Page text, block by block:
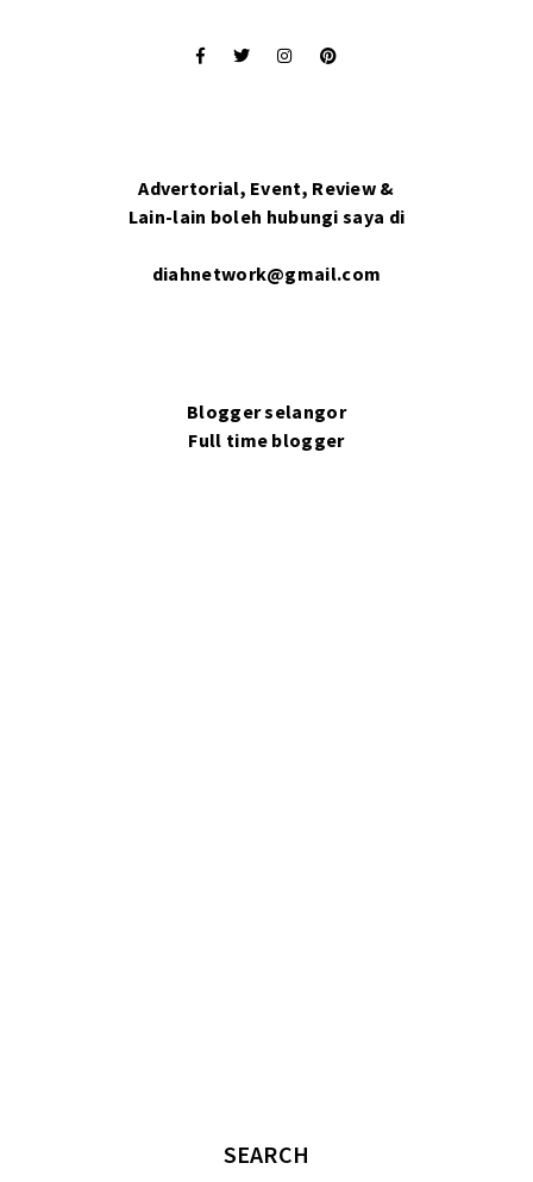
Advertorial, Event, Review &
Lain-lain boleh hubungi saya di
diahnetwork@gmail.com
Blogger selangor
Full time blogger
SEARCH